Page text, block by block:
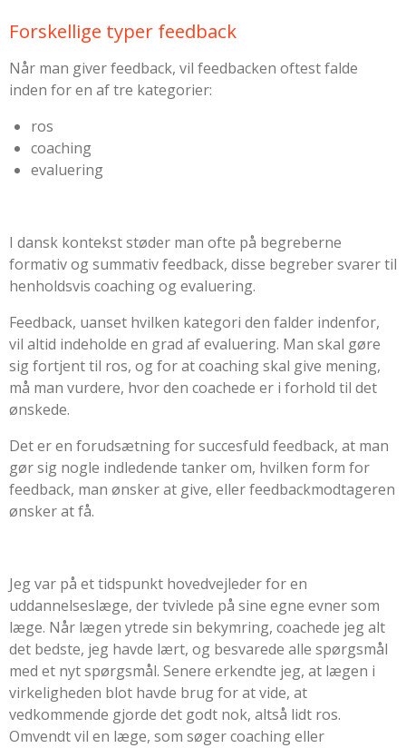
Forskellige typer feedback
Når man giver feedback, vil feedbacken oftest falde
inden for en af tre kategorier:
ros
coaching
evaluering
I dansk kontekst støder man ofte på begreberne
formativ og summativ feedback, disse begreber svarer til
henholdsvis coaching og evaluering.
Feedback, uanset hvilken kategori den falder indenfor,
vil altid indeholde en grad af evaluering. Man skal gøre
sig fortjent til ros, og for at coaching skal give mening,
må man vurdere, hvor den coachede er i forhold til det
ønskede.
Det er en forudsætning for succesfuld feedback, at man
gør sig nogle indledende tanker om, hvilken form for
feedback, man ønsker at give, eller feedbackmodtageren
ønsker at få.
Jeg var på et tidspunkt hovedvejleder for en
uddannelseslæge, der tvivlede på sine egne evner som
læge. Når lægen ytrede sin bekymring, coachede jeg alt
det bedste, jeg havde lært, og besvarede alle spørgsmål
med et nyt spørgsmål. Senere erkendte jeg, at lægen i
virkeligheden blot havde brug for at vide, at
vedkommende gjorde det godt nok, altså lidt ros.
Omvendt vil en læge, som søger coaching eller